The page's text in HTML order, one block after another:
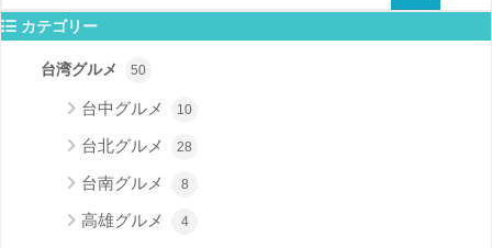
カテゴリー
台湾グルメ 50
台中グルメ 10
台北グルメ 28
台南グルメ 8
高雄グルメ 4